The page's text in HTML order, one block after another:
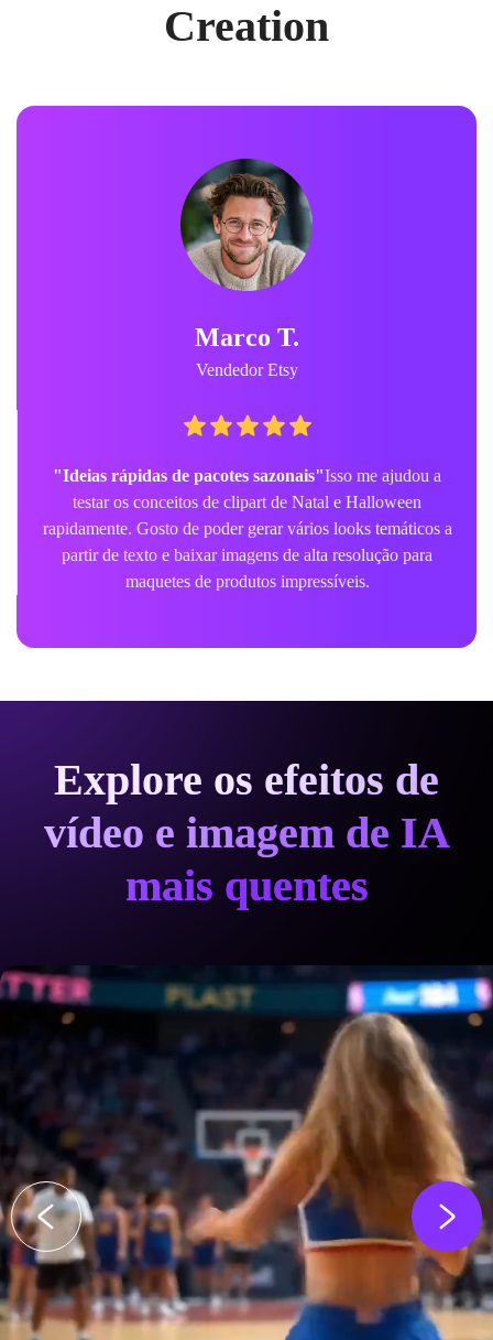
Creation
Marco T.
Vendedor Etsy
"Ideias rápidas de pacotes sazonais"Isso me ajudou a
testar os conceitos de clipart de Natal e Halloween
rapidamente. Gosto de poder gerar vários looks temáticos a
partir de texto e baixar imagens de alta resolução para
maquetes de produtos impressíveis.
Explore os efeitos de
vídeo e imagem de IA
mais quentes